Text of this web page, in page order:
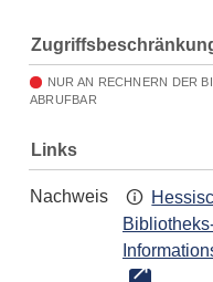
NUR AN RECHNERN DER
ABRUFBAR
Links
Nachweis